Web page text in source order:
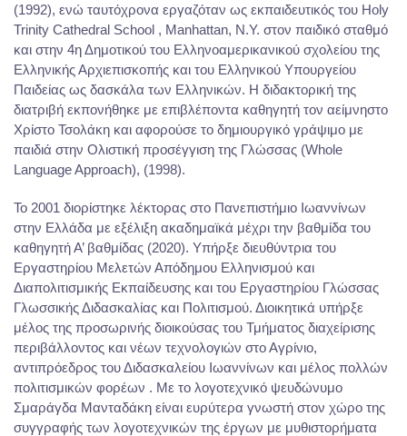
(1992), ενώ ταυτόχρονα εργαζόταν ως εκπαιδευτικός του Holy
Trinity Cathedral School , Manhattan, N.Y. στον παιδικό σταθμό
και στην 4η Δημοτικού του Ελληνοαμερικανικού σχολείου της
Ελληνικής Αρχιεπισκοπής και του Ελληνικού Υπουργείου
Παιδείας ως δασκάλα των Ελληνικών. Η διδακτορική της
διατριβή εκπονήθηκε με επιβλέποντα καθηγητή τον αείμνηστο
Χρίστο Τσολάκη και αφορούσε το δημιουργικό γράψιμο με
παιδιά στην Ολιστική προσέγγιση της Γλώσσας (Whole
Language Approach), (1998).
Το 2001 διορίστηκε λέκτορας στο Πανεπιστήμιο Ιωαννίνων
στην Ελλάδα με εξέλιξη ακαδημαϊκά μέχρι την βαθμίδα του
καθηγητή Α’ βαθμίδας (2020). Υπήρξε διευθύντρια του
Εργαστηρίου Μελετών Απόδημου Ελληνισμού και
Διαπολιτισμικής Εκπαίδευσης και του Εργαστηρίου Γλώσσας
Γλωσσικής Διδασκαλίας και Πολιτισμού. Διοικητικά υπήρξε
μέλος της προσωρινής διοικούσας του Τμήματος διαχείρισης
περιβάλλοντος και νέων τεχνολογιών στο Αγρίνιο,
αντιπρόεδρος του Διδασκαλείου Ιωαννίνων και μέλος πολλών
πολιτισμικών φορέων . Με το λογοτεχνικό ψευδώνυμο
Σμαράγδα Μανταδάκη είναι ευρύτερα γνωστή στον χώρο της
συγγραφής των λογοτεχνικών της έργων με μυθιστορήματα